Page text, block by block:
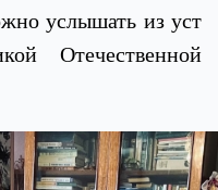
услышать из уст
Отечественной